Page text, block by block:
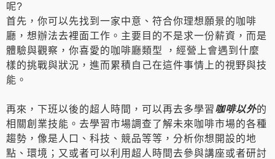
呢?
首先，你可以先找到一家中意、符合你理想願景的咖啡
廳，想辦法去裡面工作。主要目的不是求一份薪資，而是
體驗與觀察，你喜愛的咖啡廳類型 ，經營上會遇到什麼
樣的挑戰與狀況，進而累積自己在這件事情上的視野與技
能。
再來，下班以後的超人時間，可以再去多學習咖啡以外的
相關創業技能。去學習市場調查了解未來咖啡市場的各種
趨勢，像是人口、科技、競品等等，分析你想開設的地
點、環境；又或者可以利用超人時間去參與講座或者研討